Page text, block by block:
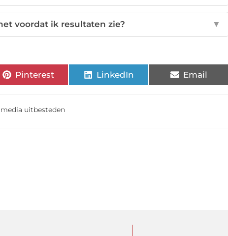
voordat ik resultaten zie? ▼
Pinterest LinkedIn Email
uitbesteden